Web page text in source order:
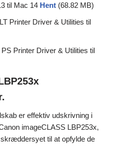
til Mac 14 Hent (68.82 MB)
Printer Driver & Utilities til
Printer Driver & Utilities til
er effektiv udskrivning i
imageCLASS LBP253x,
til at opfylde de